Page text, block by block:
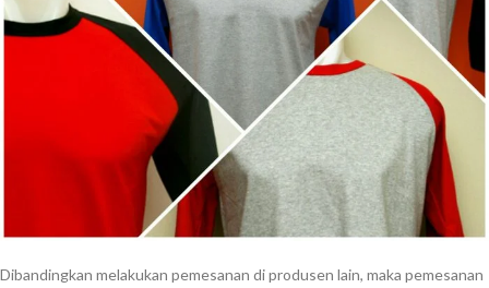
Dibandingkan melakukan pemesanan di produsen lain, maka pemesanan